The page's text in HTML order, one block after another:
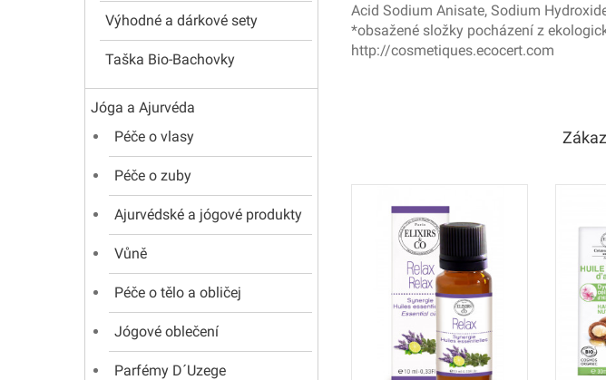
Výhodné a dárkové sety
Taška Bio-Bachovky
Jóga a Ajurvéda
Péče o vlasy
Péče o zuby
Ajurvédské a jógové produkty
Vůně
Péče o tělo a obličej
Jógové oblečení
Parfémy D´Uzege
Acid Sodium Anisate, Sodium
*obsažené složky pocházení z
http://cosmetiques.ecocert.com